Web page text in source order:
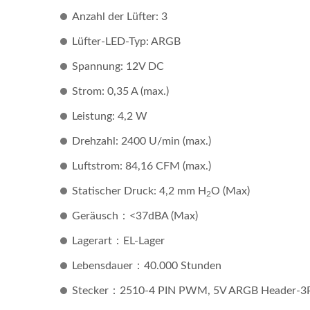
Anzahl der Lüfter: 3
Lüfter-LED-Typ: ARGB
Spannung: 12V DC
Strom: 0,35 A (max.)
Leistung: 4,2 W
Drehzahl: 2400 U/min (max.)
Luftstrom: 84,16 CFM (max.)
Statischer Druck: 4,2 mm H 2O (Max)
Geräusch：<37dBA (Max)
Lagerart：EL-Lager
Lebensdauer：40.000 Stunden
Stecker：2510-4 PIN PWM, 5V ARGB Header-